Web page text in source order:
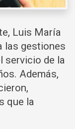
Luis María
las gestiones
servicio de la
Además,
que la